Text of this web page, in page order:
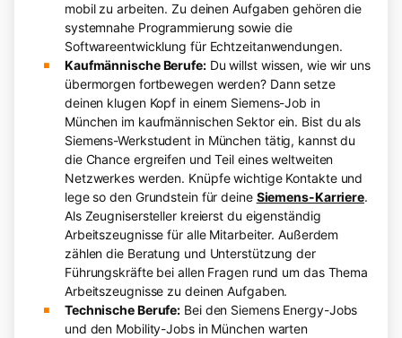
mobil zu arbeiten. Zu deinen Aufgaben gehören die
systemnahe Programmierung sowie die
Softwareentwicklung für Echtzeitanwendungen.
Kaufmännische Berufe:Du willst wissen, wie wir uns
übermorgen fortbewegen werden? Dann setze
deinen klugen Kopf in einem Siemens-Job in
München im kaufmännischen Sektor ein. Bist du als
Siemens-Werkstudent in München tätig, kannst du
die Chance ergreifen und Teil eines weltweiten
Netzwerkes werden. Knüpfe wichtige Kontakte und
lege so den Grundstein für deine Siemens-Karriere.
Als Zeugnisersteller kreierst du eigenständig
Arbeitszeugnisse für alle Mitarbeiter. Außerdem
zählen die Beratung und Unterstützung der
Führungskräfte bei allen Fragen rund um das Thema
Arbeitszeugnisse zu deinen Aufgaben.
Technische Berufe: Bei den Siemens Energy-Jobs
und den Mobility-Jobs in München warten